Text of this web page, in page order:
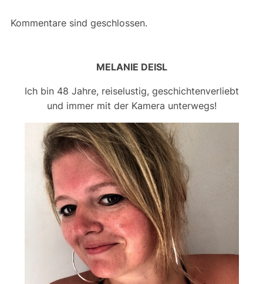
Kommentare sind geschlossen.
MELANIE DEISL
Ich bin 48 Jahre, reiselustig, geschichtenverliebt
und immer mit der Kamera unterwegs!